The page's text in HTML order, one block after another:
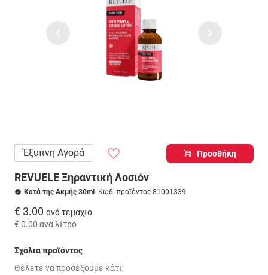
Έξυπνη Αγορά Προσθήκη
REVUELE Ξηραντική Λοσιόν
Κατά της Ακμής 30ml - Κωδ. προϊόντος 81001339
€ 3.00 ανά τεμάχιο
€ 0.00 ανά λίτρο
Σχόλια προϊόντος